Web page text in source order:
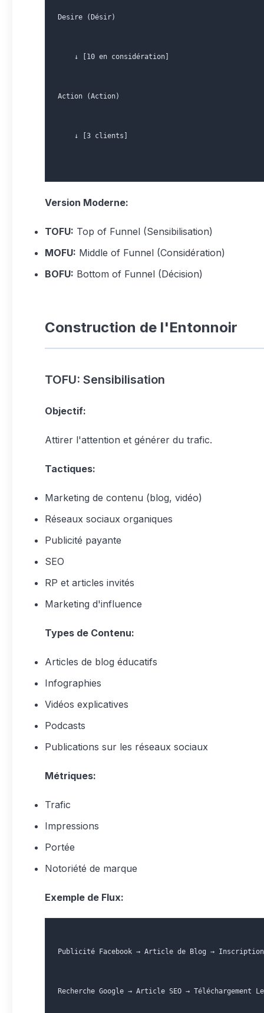
Desire (Désir)
    ↓ [10 en considération]
Action (Action)
    ↓ [3 clients]
Version Moderne:
TOFU: Top of Funnel (Sensibilisation)
MOFU: Middle of Funnel (Considération)
BOFU: Bottom of Funnel (Décision)
Construction de l'Entonnoir
TOFU: Sensibilisation
Objectif:
Attirer l'attention et générer du trafic.
Tactiques:
Marketing de contenu (blog, vidéo)
Réseaux sociaux organiques
Publicité payante
SEO
RP et articles invités
Marketing d'influence
Types de Contenu:
Articles de blog éducatifs
Infographies
Vidéos explicatives
Podcasts
Publications sur les réseaux sociaux
Métriques:
Trafic
Impressions
Portée
Notoriété de marque
Exemple de Flux:
Publicité Facebook → Article de Blog →
Recherche Google → Article SEO → Téléchargement